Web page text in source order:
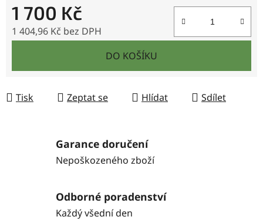
1 700 Kč
1 404,96 Kč bez DPH
DO KOŠÍKU
Tisk Zeptat se Hlídat Sdílet
Garance doručení
Nepoškozeného zboží
Odborné poradenství
Každý všední den